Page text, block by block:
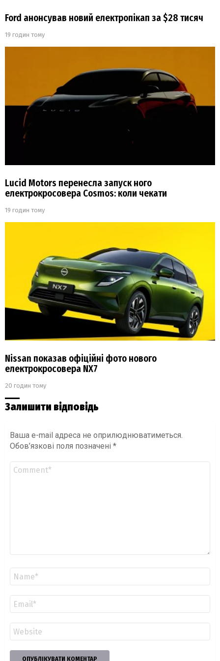
Ford анонсував новий електропікап за $28 тисяч
19 годин тому
Lucid Motors перенесла запуск ного
електрокросовера Cosmos: коли чекати
19 годин тому
Nissan показав офіційні фото нового
електрокросовера NX7
20 годин тому
Залишити відповідь
Ваша e-mail адреса не оприлюднюватиметься.
Обов’язкові поля позначені *
Коментар